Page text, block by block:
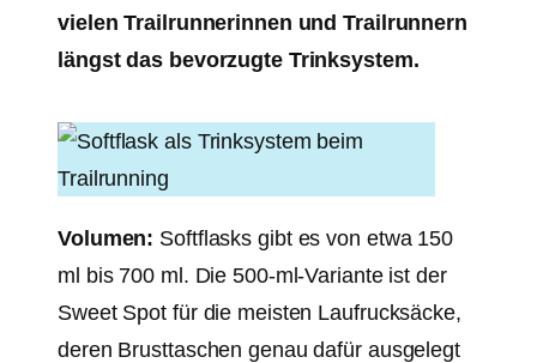
vielen Trailrunnerinnen und Trailrunnern
längst das bevorzugte Trinksystem.
Volumen: Softflasks gibt es von etwa 150
ml bis 700 ml. Die 500-ml-Variante ist der
Sweet Spot für die meisten Laufrucksäcke,
deren Brusttaschen genau dafür ausgelegt